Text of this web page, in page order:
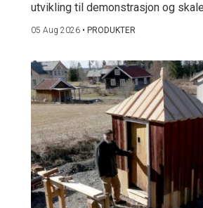
utvikling til demonstrasjon og
05 Aug 2026 • PRODUKTER